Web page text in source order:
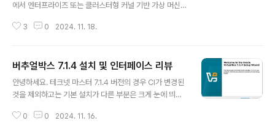
에서 엔터프라이즈 또는 클러스터형 커널 기반 가상 머신
Manager 은 엔터프라이즈급 성능으로 Oracle Linux K
irtualization Manager는 중앙 집중식 관리 사용자 인터
페이스로 비용 효율적이고 안전하며 확장 가능하고 고성능
가상화를 제공합니다. VM을 Oracle Linux KVM으로 마
r로 쉽게 관리하여 이러한 이점을 활용하는 방법을 설명합
3 0 2024. 11. 18.
버추얼박스 7.1.4 설치 및 인터페이스 리뷰
안녕하세요. 테크넷 마스터 7.1.4 버전의 경우 CI가 변경된
것을 제외하고는 기본 설치가 다른 부분은 크게 눈에 띄이
달라진 부분은 없습니다. 예전 포스팅에서 언급한 바와 같
0 0 2024. 11. 16.